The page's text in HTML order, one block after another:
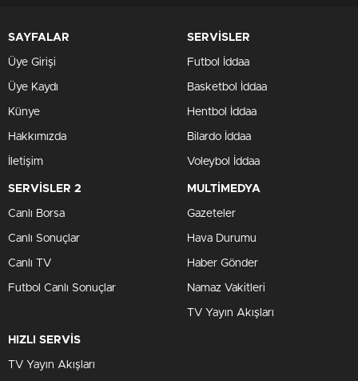
SAYFALAR
Üye Girişi
Üye Kaydı
Künye
Hakkımızda
İletişim
SERVİSLER
Futbol İddaa
Basketbol İddaa
Hentbol İddaa
Bilardo İddaa
Voleybol İddaa
SERVİSLER 2
Canlı Borsa
Canlı Sonuçlar
Canlı TV
Futbol Canlı Sonuçlar
MULTİMEDYA
Gazeteler
Hava Durumu
Haber Gönder
Namaz Vakitleri
TV Yayın Akışları
HIZLI SERVİS
TV Yayın Akışları